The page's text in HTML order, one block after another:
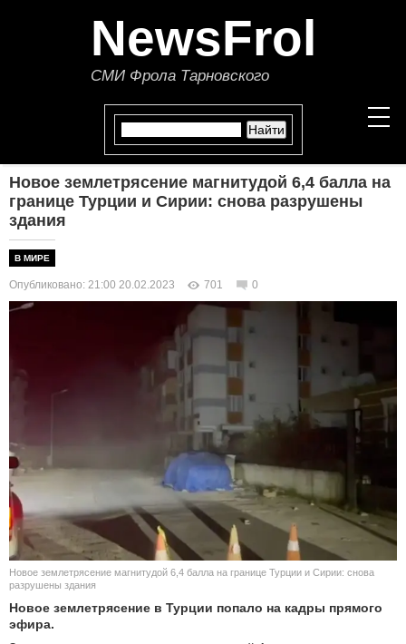
NewsFrol
СМИ Фрола Тарновского
НОВОСТИ
ПОЛИТИКА
В МИРЕ
ОБЩЕСТВО
КУЛЬТУРА
СПОРТ
ШОУ-БИЗНЕС
АВТО И МОТО
Новое землетрясение магнитудой 6,4 балла на
границе Турции и Сирии: снова разрушены
здания
В МИРЕ
Опубликовано: 21:00 20.02.2023 701 0
Новое землетрясение магнитудой 6,4 балла на границе Турции и Сирии: снова
разрушены здания
Новое землетрясение в Турции попало на кадры прямого
эфира.